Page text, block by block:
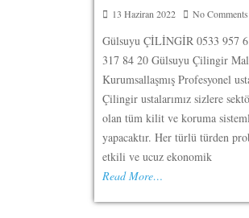
13 Haziran 2022 No Comments
Gülsuyu ÇİLİNGİR 0533 957
317 84 20 Gülsuyu Çilingir
Kurumsallaşmış Profesyonel
Çilingir ustalarımız sizlere
olan tüm kilit ve koruma
yapacaktır. Her türlü türden
etkili ve ucuz ekonomik
Read More…